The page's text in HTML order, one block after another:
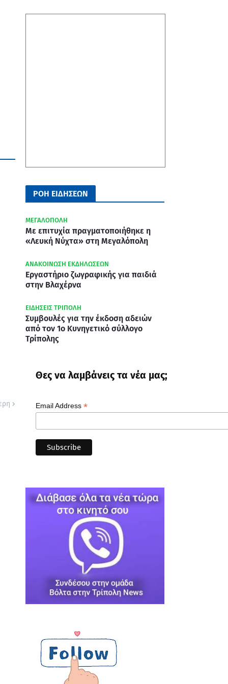
ΡΟΗ ΕΙΔΗΣΕΩΝ
ΜΕΓΑΛΟΠΟΛΗ
Με επιτυχία πραγματοποιήθηκε η
«Λευκή Νύχτα» στη Μεγαλόπολη
ΑΝΑΚΟΙΝΩΣΗ ΕΚΔΗΛΩΣΕΩΝ
Εργαστήριο ζωγραφικής για παιδιά
στην Βλαχέρνα
ΕΙΔΗΣΕΙΣ ΤΡΙΠΟΛΗ
Συμβουλές για την έκδοση αδειών
από τον 1ο Κυνηγετικό σύλλογο
Τρίπολης
Θες να λαμβάνεις τα νέα μας;
Email Address *